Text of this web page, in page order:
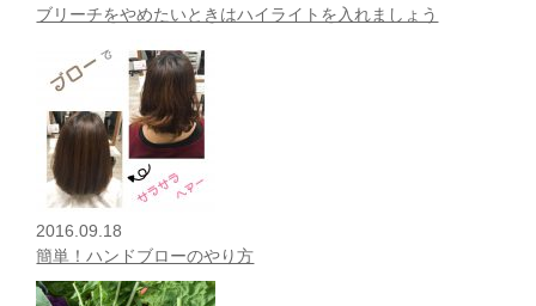
ブリーチをやめたいときはハイライトを入れましょう
2016.09.18
簡単！ハンドブローのやり方